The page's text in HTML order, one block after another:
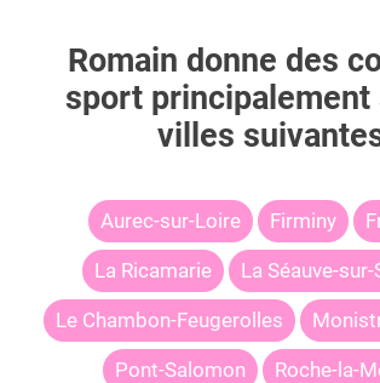
Romain donne des
sport principalement
villes
Aurec-sur-Loire Firminy
La Ricamarie La Séauve-
Le Chambon-Feugerolles
Pont-Salomon Roche-la-